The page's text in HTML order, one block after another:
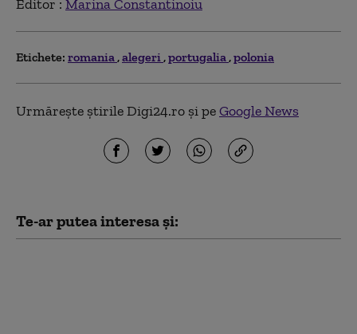
Editor : Marina Constantinoiu
Etichete: romania alegeri portugalia polonia
Urmărește știrile Digi24.ro și peGoogle News
Te-ar putea interesa și: